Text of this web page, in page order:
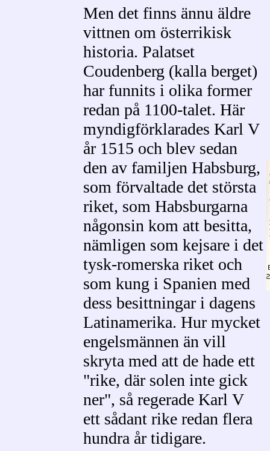
Men det finns ännu äldre
vittnen om österrikisk
historia. Palatset
Coudenberg (kalla berget)
har funnits i olika former
redan på 1100-talet. Här
myndigförklarades Karl V
år 1515 och blev sedan
den av familjen Habsburg,
som förvaltade det största
riket, som Habsburgarna
någonsin kom att besitta,
nämligen som kejsare i det
tysk-romerska riket och
som kung i Spanien med
dess besittningar i dagens
Latinamerika. Hur mycket
engelsmännen än vill
skryta med att de hade ett
"rike, där solen inte gick
ner", så regerade Karl V
ett sådant rike redan flera
hundra år tidigare.